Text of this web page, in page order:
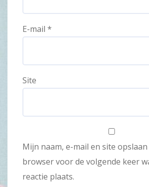
E-mail *
Site
Mijn naam, e-mail en site opslaan
browser voor de volgende keer
reactie plaats.